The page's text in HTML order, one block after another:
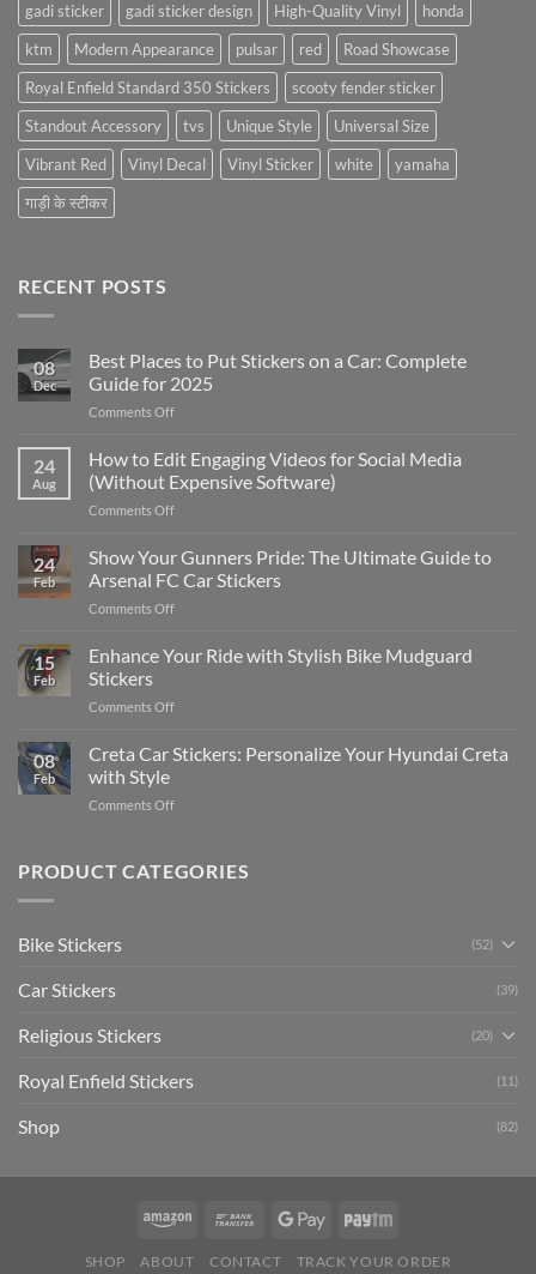
gadi sticker
gadi sticker design High-Quality Vinyl
honda
ktm
Modern Appearance pulsar red
Road Showcase
Royal Enfield Standard 350 Stickers
scooty fender sticker
Standout Accessory
tvs Unique Style
Universal Size
Vibrant Red
Vinyl Decal Vinyl Sticker white
yamaha
गाड़ी के स्टीकर
RECENT POSTS
08
Dec
Best Places to Put Stickers on a Car: Complete
Guide for 2025
Comments Offon
Places
to
Put
Stickers
a
Car:
2025
24
Aug
How to Edit Engaging Videos for Social Media
(Without Expensive Software)
Comments Offon
to
Edit
Engaging
Videos
Social
24
Feb
Show Your Gunners Pride: The Ultimate Guide to
Arsenal FC Car Stickers
Comments Offon
Your
Gunners
The
Guide
15
Feb
Enhance Your Ride with Stylish Bike Mudguard
Stickers
Comments Offon
Your
Ride
Stylish
Stickers
08
Feb
Creta Car Stickers: Personalize Your Hyundai Creta
with Style
Comments Offon
Stickers:
PRODUCT CATEGORIES
Bike Stickers (52)
Car Stickers (39)
Religious Stickers (20)
Royal Enfield Stickers (11)
Shop (82)
SHOP ABOUT CONTACT TRACK YOUR ORDER